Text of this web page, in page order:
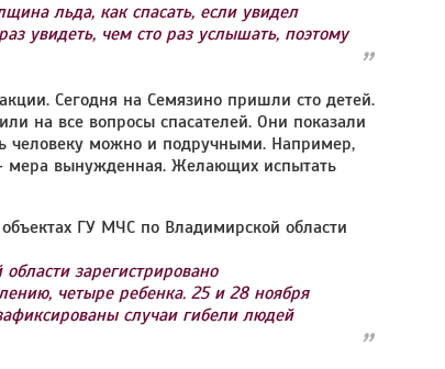
льда, как спасать, если увидел
увидеть, чем сто раз услышать, поэтому
Сегодня на Семязино пришли сто детей.
на все вопросы спасателей. Они показали
человеку можно и подручными. Например,
мера вынужденная. Желающих испытать
ГУ МЧС по Владимирской области
зарегистрировано
четыре ребенка. 25 и 28 ноября
случаи гибели людей